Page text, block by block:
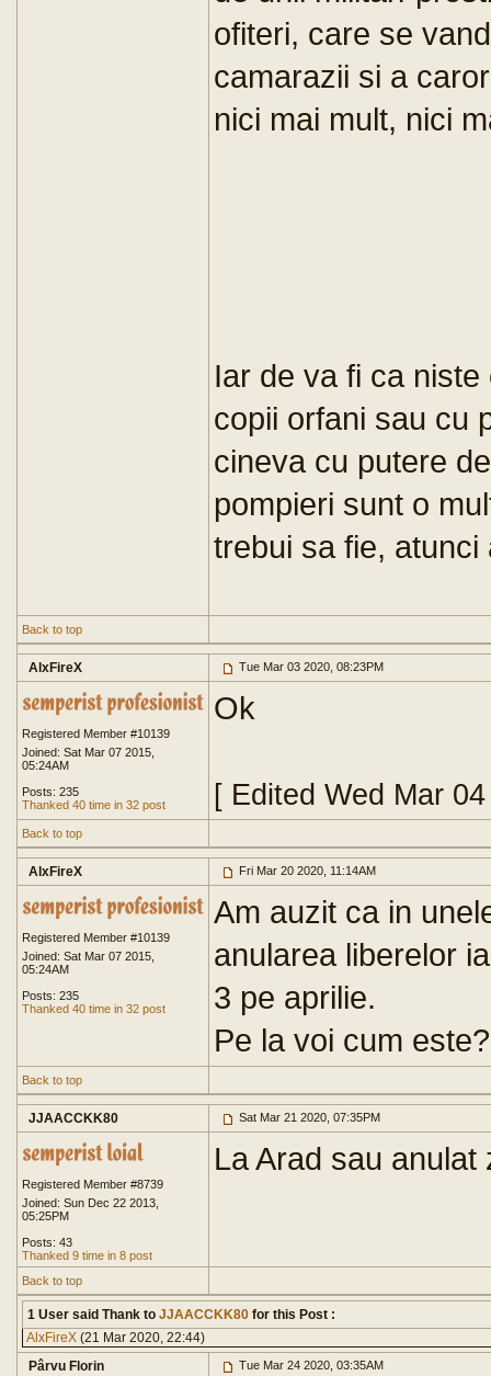
ofiteri, care se
camarazii si a
nici mai mult, nici
Iar de va fi ca
copii orfani sau cu
cineva cu putere
pompieri sunt o
trebui sa fie,
Back to top
AlxFireX Tue Mar 03 2020, 08:23PM
Registered Member #10139
Joined: Sat Mar 07 2015,
05:24AM
Posts: 235
Thanked 40 time in 32 post
Ok
[ Edited Wed Mar
Back to top
AlxFireX Fri Mar 20 2020, 11:14AM
Registered Member #10139
Joined: Sat Mar 07 2015,
05:24AM
Posts: 235
Thanked 40 time in 32 post
Am auzit ca in
anularea liberelor
3 pe aprilie.
Pe la voi cum este?
Back to top
JJAACCKK80 Sat Mar 21 2020, 07:35PM
Registered Member #8739
Joined: Sun Dec 22 2013,
05:25PM
Posts: 43
Thanked 9 time in 8 post
La Arad sau
Back to top
1 User said Thank to JJAACCKK80 for this Post :
AlxFireX (21 Mar 2020, 22:44)
Pârvu Florin
Tue Mar 24 2020, 03:35AM